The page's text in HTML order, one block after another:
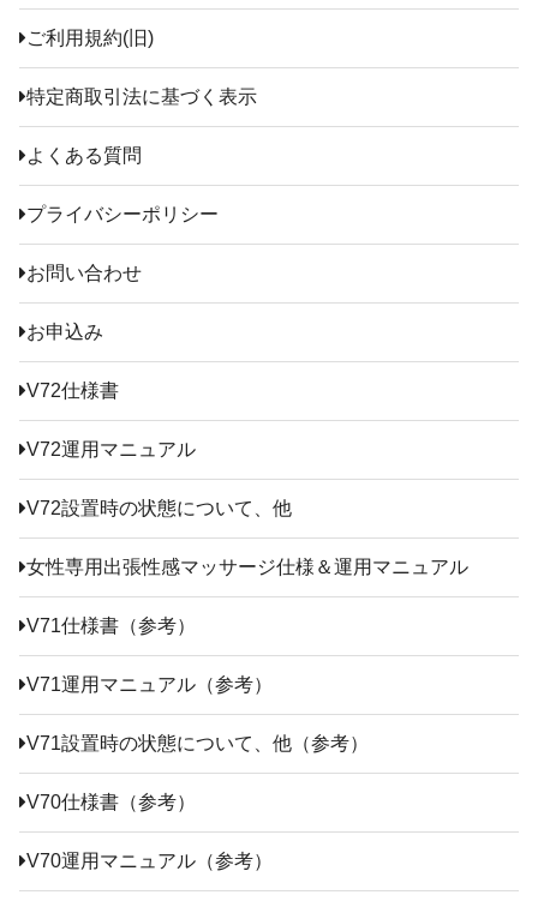
ご利用規約(旧)
特定商取引法に基づく表示
よくある質問
プライバシーポリシー
お問い合わせ
お申込み
V72仕様書
V72運用マニュアル
V72設置時の状態について、他
女性専用出張性感マッサージ仕様＆運用マニュアル
V71仕様書（参考）
V71運用マニュアル（参考）
V71設置時の状態について、他（参考）
V70仕様書（参考）
V70運用マニュアル（参考）